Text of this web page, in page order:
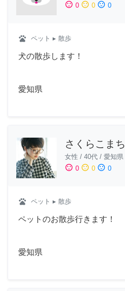
sentiment_satisfied 0 sentiment_neutral 0 sentiment_dissatisfied 0
pets ペット ▸ 散歩
犬の散歩します！
愛知県
さくらこまち
女性 / 40代 / 愛知県
sentiment_satisfied 0 sentiment_neutral 0 sentiment_dissatisfied 0
pets ペット ▸ 散歩
ペットのお散歩行きます！
愛知県